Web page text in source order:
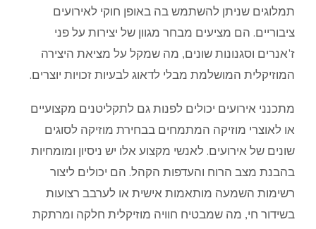
תמלוגים שניתן להשתמש בה באופן חוקי לאירועים
ציבוריים. הם מציעים מבחר מגוון של יצירות על פני
ז'אנרים וסגנונות שונים, מה שמקל על מציאת היצירה
המוזיקלית המושלמת מבלי לדאוג לבעיות זכויות יוצרים.
מתכנני אירועים יכולים לפנות גם לתקליטנים מקצועיים
או לאוצרי מוזיקה המתמחים בבחירת מוזיקה לסוגים
שונים של אירועים. לאנשי מקצוע אלו יש ניסיון ומומחיות
בהבנת מצב הרוח והעדפות הקהל. הם יכולים ליצור
רשימות השמעה מותאמות אישית או לערבב רצועות
בשידור חי, מה שמבטיח חוויה מוזיקלית חלקה ומרתקת